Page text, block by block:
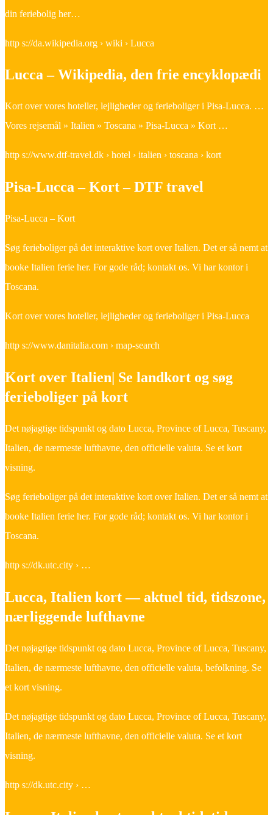
din feriebolig her…
http s://da.wikipedia.org › wiki › Lucca
Lucca – Wikipedia, den frie encyklopædi
Kort over vores hoteller, lejligheder og ferieboliger i Pisa-Lucca. …
Vores rejsemål » Italien » Toscana » Pisa-Lucca » Kort …
http s://www.dtf-travel.dk › hotel › italien › toscana › kort
Pisa-Lucca – Kort – DTF travel
Pisa-Lucca – Kort
Søg ferieboliger på det interaktive kort over Italien. Det er så nemt at
booke Italien ferie her. For gode råd; kontakt os. Vi har kontor i
Toscana.
Kort over vores hoteller, lejligheder og ferieboliger i Pisa-Lucca
http s://www.danitalia.com › map-search
Kort over Italien| Se landkort og søg
ferieboliger på kort
Det nøjagtige tidspunkt og dato Lucca, Province of Lucca, Tuscany,
Italien, de nærmeste lufthavne, den officielle valuta. Se et kort
visning.
Søg ferieboliger på det interaktive kort over Italien. Det er så nemt at
booke Italien ferie her. For gode råd; kontakt os. Vi har kontor i
Toscana.
http s://dk.utc.city › …
Lucca, Italien kort — aktuel tid, tidszone,
nærliggende lufthavne
Det nøjagtige tidspunkt og dato Lucca, Province of Lucca, Tuscany,
Italien, de nærmeste lufthavne, den officielle valuta, befolkning. Se
et kort visning.
Det nøjagtige tidspunkt og dato Lucca, Province of Lucca, Tuscany,
Italien, de nærmeste lufthavne, den officielle valuta. Se et kort
visning.
http s://dk.utc.city › …